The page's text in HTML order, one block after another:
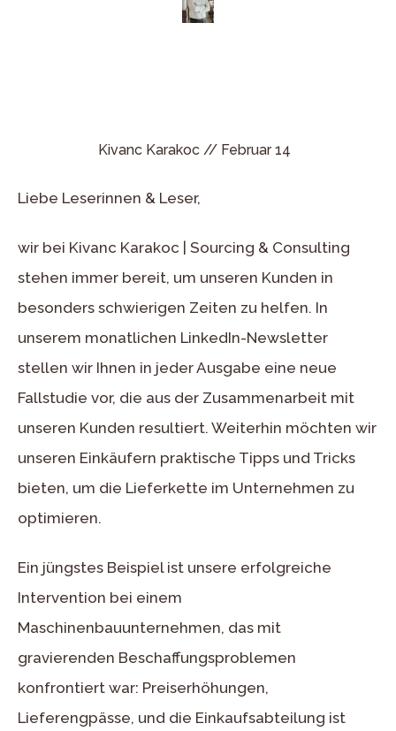
Kivanc Karakoc // Februar 14
Liebe Leserinnen & Leser,
wir bei Kivanc Karakoc | Sourcing & Consulting
stehen immer bereit, um unseren Kunden in
besonders schwierigen Zeiten zu helfen. In
unserem monatlichen LinkedIn-Newsletter
stellen wir Ihnen in jeder Ausgabe eine neue
Fallstudie vor, die aus der Zusammenarbeit mit
unseren Kunden resultiert. Weiterhin möchten wir
unseren Einkäufern praktische Tipps und Tricks
bieten, um die Lieferkette im Unternehmen zu
optimieren.
Ein jüngstes Beispiel ist unsere erfolgreiche
Intervention bei einem
Maschinenbauunternehmen, das mit
gravierenden Beschaffungsproblemen
konfrontiert war: Preiserhöhungen,
Lieferengpässe, und die Einkaufsabteilung ist